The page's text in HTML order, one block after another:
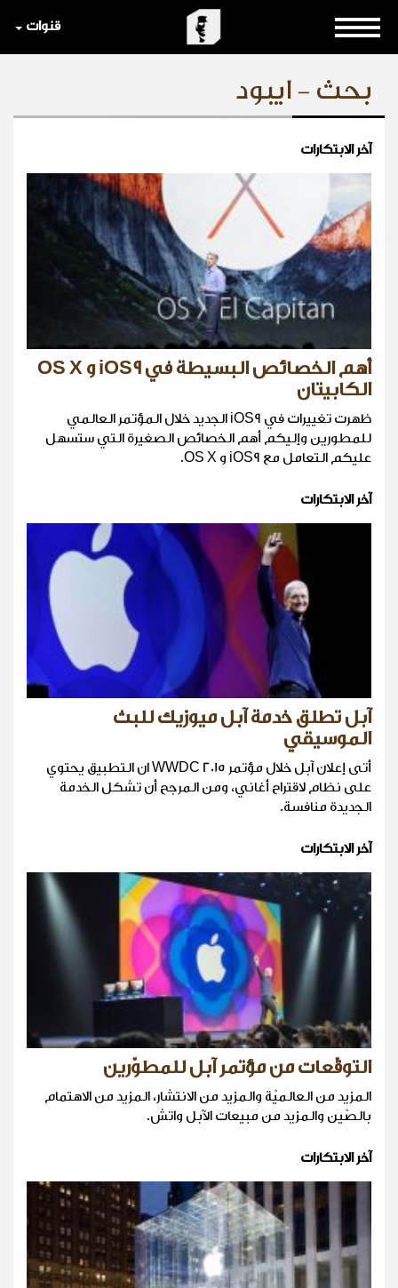
قنوات
بحث - ايبود
آخر الابتكارات
أهم الخصائص البسيطة في iOS9 و OS X
الكابيتان
ظهرت تغييرات في iOS9 الجديد خلال المؤتمر العالمي
للمطورين وإليكم أهم الخصائص الصغيرة التي ستسهل
عليكم التعامل مع iOS9 و OS X.
آخر الابتكارات
آبل تطلق خدمة آبل ميوزيك للبث
الموسيقي
أتى إعلان آبل خلال مؤتمر WWDC 2015 ان التطبيق يحتوي
على نظام لاقتراح أغاني، ومن المرجح أن تشكل الخدمة
الجديدة منافسة.
آخر الابتكارات
التوقّعات من مؤتمر آبل للمطوّرين
المزيد من العالميّة والمزيد من الانتشار، المزيد من الاهتمام
بالصّين والمزيد من مبيعات الآبل واتش.
آخر الابتكارات